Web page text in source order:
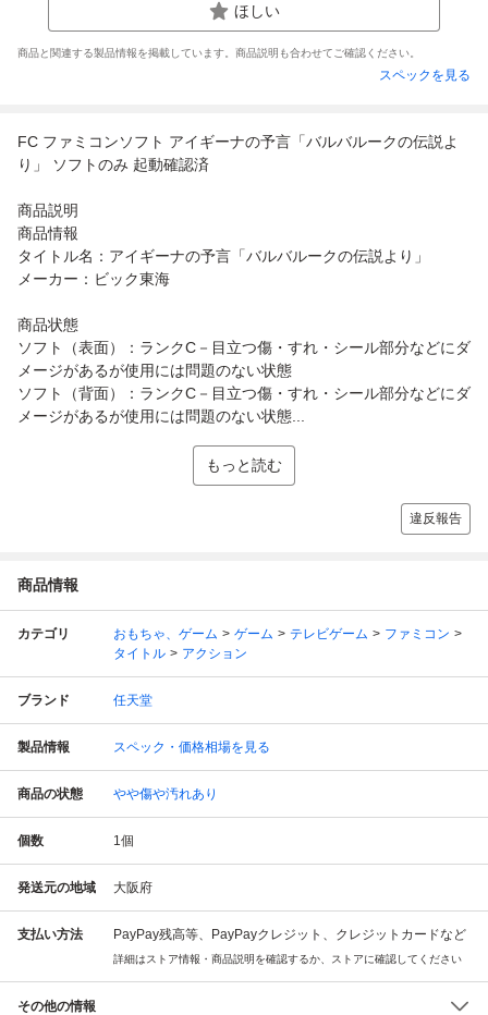
ほしい
商品と関連する製品情報を掲載しています。商品説明も合わせてご確認ください。
スペックを見る
FC ファミコンソフト アイギーナの予言「バルバルークの伝説よ
り」 ソフトのみ 起動確認済
商品説明
商品情報
タイトル名：アイギーナの予言「バルバルークの伝説より」
メーカー：ビック東海
商品状態
ソフト（表面）：ランクC－目立つ傷・すれ・シール部分などにダ
メージがあるが使用には問題のない状態
ソフト（背面）：ランクC－目立つ傷・すれ・シール部分などにダ
メージがあるが使用には問題のない状態...
もっと読む
違反報告
商品情報
カテゴリ おもちゃ、ゲーム ゲーム テレビゲーム
ファミコン
タイトル
アクション
ブランド 任天堂
製品情報 スペック・価格相場を見る
商品の状態 やや傷や汚れあり
個数 1個
発送元の地域 大阪府
支払い方法 PayPay残高等、PayPayクレジット、クレジットカードなど
詳細はストア情報・商品説明を確認するか、ストアに確認してください
その他の情報